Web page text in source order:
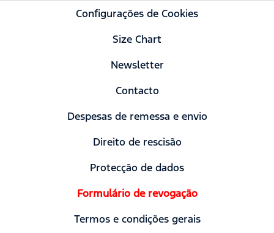
Configurações de Cookies
Size Chart
Newsletter
Contacto
Despesas de remessa e envio
Direito de rescisão
Protecção de dados
Formulário de revogação
Termos e condições gerais